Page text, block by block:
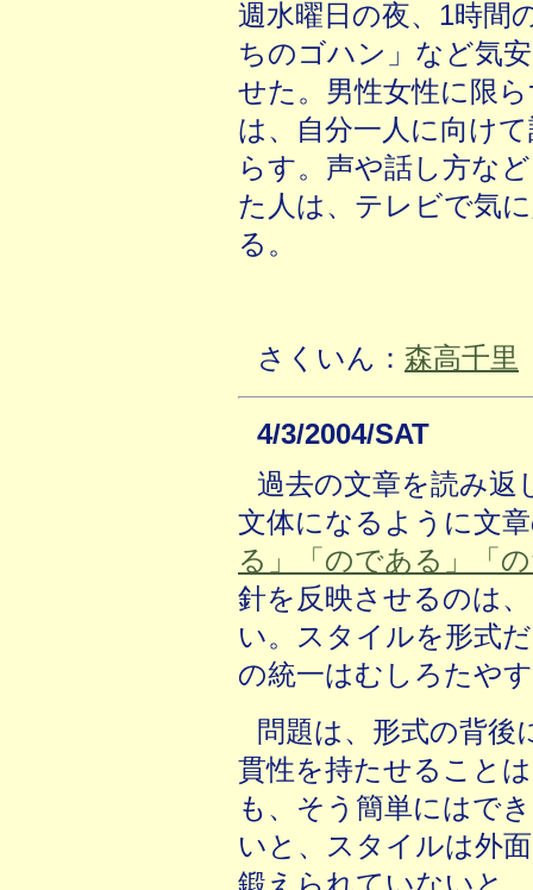
週水曜日の夜、1時間
ちのゴハン」など気
せた。男性女性に限
は、自分一人に向け
らす。声や話し方な
た人は、テレビで気
る。
さくいん： 森高千里
4/3/2004/SAT
過去の文章を読み返
文体になるように文
る」「のである」「
針を反映させるのは
い。スタイルを形式
の統一はむしろたや
問題は、形式の背後
貫性を持たせること
も、そう簡単にはで
いと、スタイルは外